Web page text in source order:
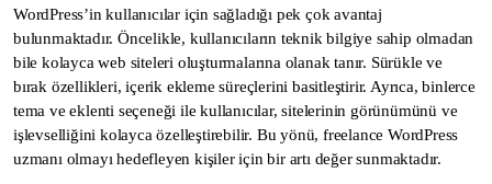
WordPress’in kullanıcılar için sağladığı pek çok avantaj
bulunmaktadır. Öncelikle, kullanıcıların teknik bilgiye sahip olmadan
bile kolayca web siteleri oluşturmalarına olanak tanır. Sürükle ve
bırak özellikleri, içerik ekleme süreçlerini basitleştirir. Ayrıca, binlerce
tema ve eklenti seçeneği ile kullanıcılar, sitelerinin görünümünü ve
işlevselliğini kolayca özelleştirebilir. Bu yönü, freelance WordPress
uzmanı olmayı hedefleyen kişiler için bir artı değer sunmaktadır.